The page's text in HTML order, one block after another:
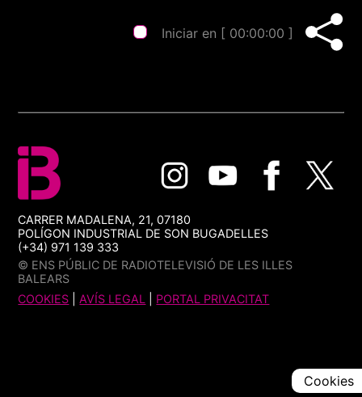
Iniciar en [ 00:00:00 ]
CARRER MADALENA, 21, 07180
POLÍGON INDUSTRIAL DE SON BUGADELLES
(+34) 971 139 333
© ENS PÚBLIC DE RADIOTELEVISIÓ DE LES ILLES
BALEARS
COOKIES |AVÍS LEGAL PORTAL PRIVACITAT
Cookies